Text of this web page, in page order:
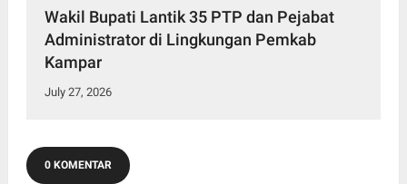
Wakil Bupati Lantik 35 PTP dan Pejabat
Administrator di Lingkungan Pemkab
Kampar
July 27, 2026
0 KOMENTAR